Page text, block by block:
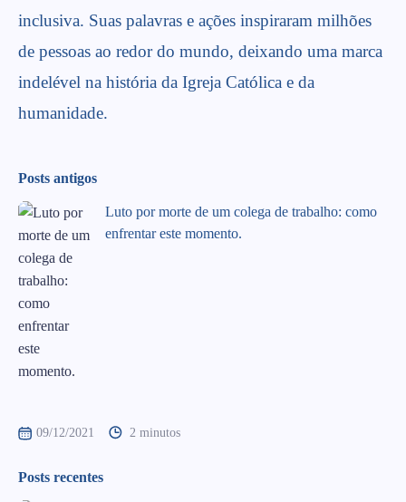
inclusiva. Suas palavras e ações inspiraram milhões
de pessoas ao redor do mundo, deixando uma marca
indelével na história da Igreja Católica e da
humanidade.
Posts antigos
Luto por morte de um colega de trabalho: como
enfrentar este momento.
09/12/2021 2 minutos
Posts recentes